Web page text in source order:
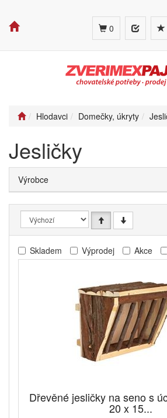
0
Hlodavci Domečky, úkryty
Jesličky
Výrobce
Skladem Výprodej Akce
Dřevěné jesličky na seno s
20 x 15...